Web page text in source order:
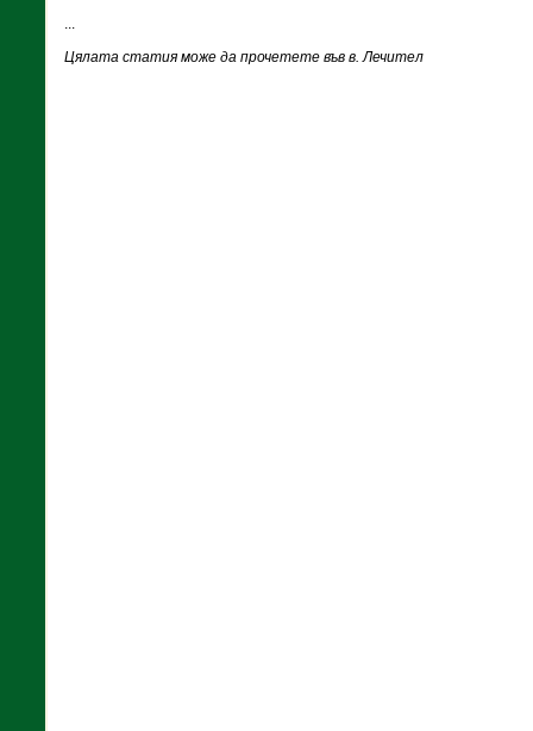
...
Цялата статия може да прочетете във в. Лечител